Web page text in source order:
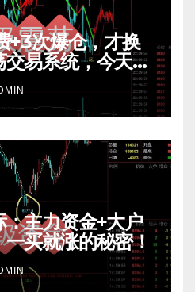
+3次爆仓，才换
易系统，今天免
主力资金+大户
买就涨的秘密！